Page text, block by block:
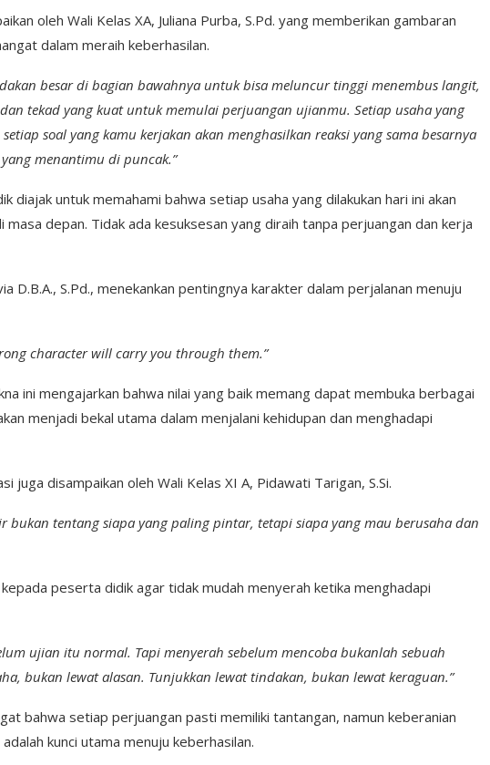
oleh Wali Kelas XA, Juliana Purba, S.Pd. yang memberikan gambaran
dalam meraih keberhasilan.
besar di bagian bawahnya untuk bisa meluncur tinggi menembus langit,
tekad yang kuat untuk memulai perjuangan ujianmu. Setiap usaha yang
soal yang kamu kerjakan akan menghasilkan reaksi yang sama besarnya
menantimu di puncak.”
diajak untuk memahami bahwa setiap usaha yang dilakukan hari ini akan
depan. Tidak ada kesuksesan yang diraih tanpa perjuangan dan kerja
D.B.A., S.Pd., menekankan pentingnya karakter dalam perjalanan menuju
character will carry you through them.”
ini mengajarkan bahwa nilai yang baik memang dapat membuka berbagai
menjadi bekal utama dalam menjalani kehidupan dan menghadapi
juga disampaikan oleh Wali Kelas XI A, Pidawati Tarigan, S.Si.
bukan tentang siapa yang paling pintar, tetapi siapa yang mau berusaha dan
peserta didik agar tidak mudah menyerah ketika menghadapi
ujian itu normal. Tapi menyerah sebelum mencoba bukanlah sebuah
bukan lewat alasan. Tunjukkan lewat tindakan, bukan lewat keraguan.”
bahwa setiap perjuangan pasti memiliki tantangan, namun keberanian
kunci utama menuju keberhasilan.